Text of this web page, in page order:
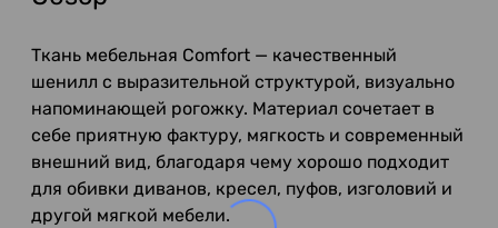
Ткань мебельная Comfort — качественный
шенилл с выразительной структурой, визуально
напоминающей рогожку. Материал сочетает в
себе приятную фактуру, мягкость и современный
внешний вид, благодаря чему хорошо подходит
для обивки диванов, кресел, пуфов, изголовий и
другой мягкой мебели.